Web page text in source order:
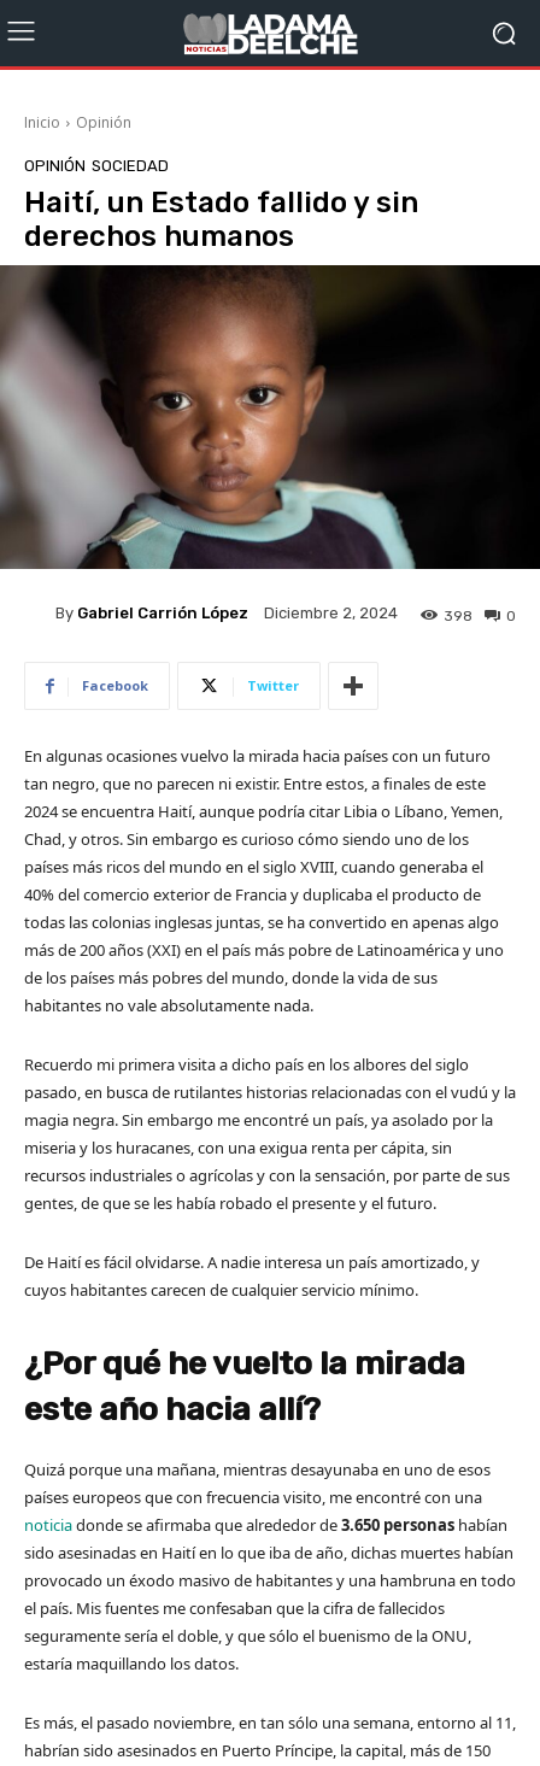
Inicio Opinión
OPINIÓN SOCIEDAD
Haití, un Estado fallido y sin
derechos humanos
By Gabriel Carrión López Diciembre 2, 2024 0
398
Facebook Twitter
En algunas ocasiones vuelvo la mirada hacia países con un futuro
tan negro, que no parecen ni existir. Entre estos, a finales de este
2024 se encuentra Haití, aunque podría citar Libia o Líbano, Yemen,
Chad, y otros. Sin embargo es curioso cómo siendo uno de los
países más ricos del mundo en el siglo XVIII, cuando generaba el
40% del comercio exterior de Francia y duplicaba el producto de
todas las colonias inglesas juntas, se ha convertido en apenas algo
más de 200 años (XXI) en el país más pobre de Latinoamérica y uno
de los países más pobres del mundo, donde la vida de sus
habitantes no vale absolutamente nada.
Recuerdo mi primera visita a dicho país en los albores del siglo
pasado, en busca de rutilantes historias relacionadas con el vudú y la
magia negra. Sin embargo me encontré un país, ya asolado por la
miseria y los huracanes, con una exigua renta per cápita, sin
recursos industriales o agrícolas y con la sensación, por parte de sus
gentes, de que se les había robado el presente y el futuro.
De Haití es fácil olvidarse. A nadie interesa un país amortizado, y
cuyos habitantes carecen de cualquier servicio mínimo.
¿Por qué he vuelto la mirada
este año hacia allí?
Quizá porque una mañana, mientras desayunaba en uno de esos
países europeos que con frecuencia visito, me encontré con una
noticiadonde se afirmaba que alrededor de3.650 personas habían
sido asesinadas en Haití en lo que iba de año, dichas muertes habían
provocado un éxodo masivo de habitantes y una hambruna en todo
el país. Mis fuentes me confesaban que la cifra de fallecidos
seguramente sería el doble, y que sólo el buenismo de la ONU,
estaría maquillando los datos.
Es más, el pasado noviembre, en tan sólo una semana, entorno al 11,
habrían sido asesinados en Puerto Príncipe, la capital, más de 150